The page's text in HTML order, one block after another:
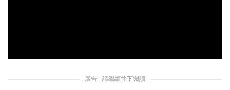
廣告 - 請繼續往下閱讀